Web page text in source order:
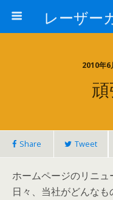
2010年
Share Tweet
ホームページのリニュ
日々、当社がどんな